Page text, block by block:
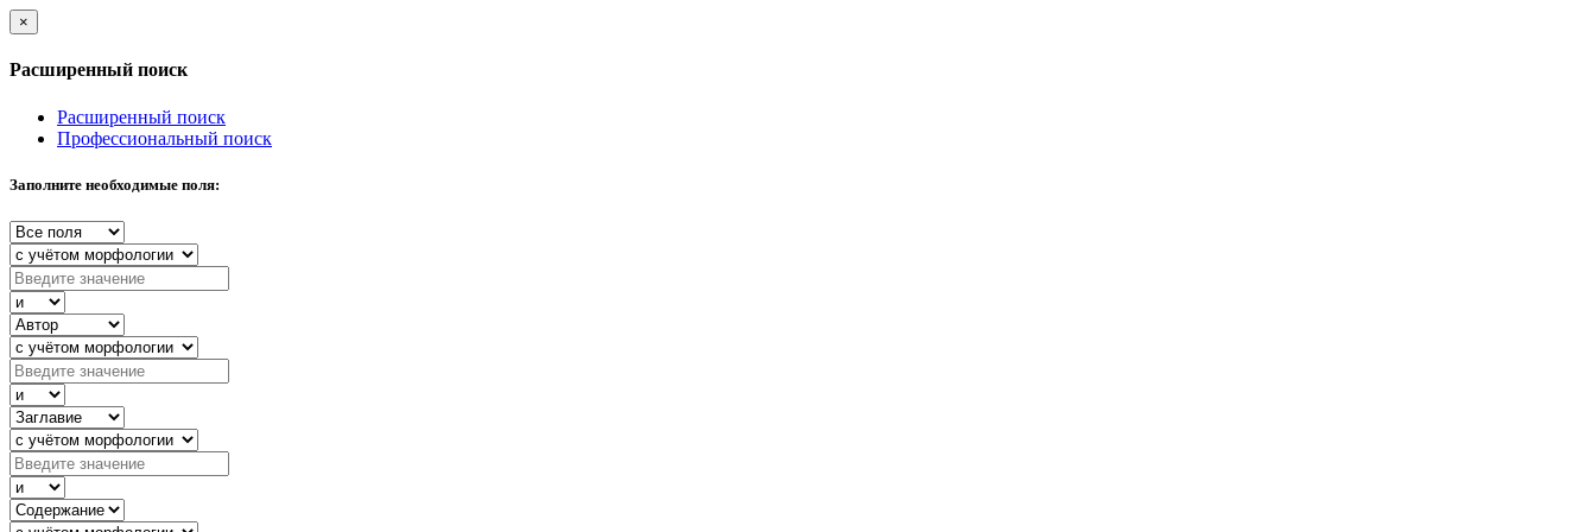
×
Расширенный поиск
Расширенный поиск
Профессиональный поиск
Заполните необходимые поля: